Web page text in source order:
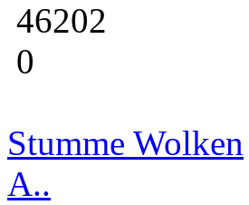
46202
0
Stumme Wolken
A..